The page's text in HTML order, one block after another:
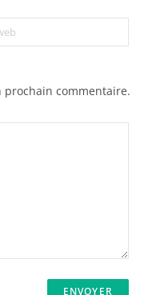
commentaire.